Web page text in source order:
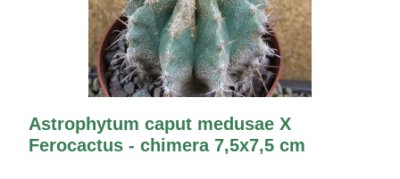
Astrophytum caput medusae X
Ferocactus - chimera 7,5x7,5 cm